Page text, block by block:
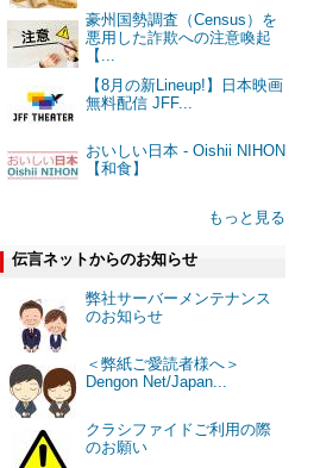
豪州国勢調査（Census）を
悪用した詐欺への注意喚起
【...
【8月の新Lineup!】日本映画
無料配信 JFF...
おいしい日本 - Oishii NIHON
【和食】
もっと見る
伝言ネットからのお知らせ
弊社サーバーメンテナンス
のお知らせ
＜弊紙ご愛読者様へ＞
Dengon Net/Japan...
クラシファイドご利用の際
のお願い